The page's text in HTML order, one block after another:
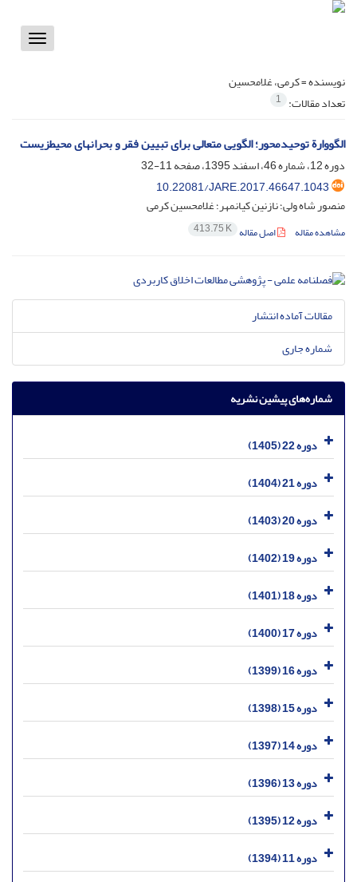
Toggle
نویسنده =کرمی، غلامحسین
تعداد مقالات: 1
الگووارة توحیدمحور؛ الگویی متعالی برای تبیین فقر و بحرانهای محیطزیست
دوره 12، شماره 46، اسفند 1395، صفحه
11-32
10.22081/JARE.2017.46647.1043
منصور شاه ولی؛ نازنین کیانمهر؛ غلامحسین کرمی
مشاهده مقاله اصل مقاله 413.75 K
مقالات آماده انتشار
شماره جاری
شماره‌های پیشین نشریه
دوره 22 (1405)
دوره 21 (1404)
دوره 20 (1403)
دوره 19 (1402)
دوره 18 (1401)
دوره 17 (1400)
دوره 16 (1399)
دوره 15 (1398)
دوره 14 (1397)
دوره 13 (1396)
دوره 12 (1395)
دوره 11 (1394)